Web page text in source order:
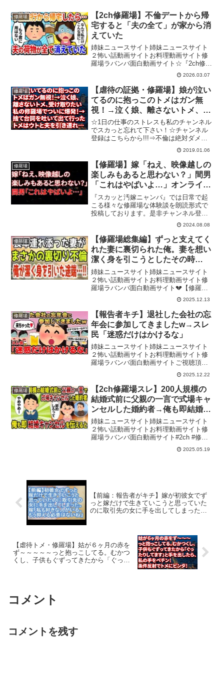
修羅場
【2ch修羅場】不倫デートから帰
宅すると「夫の全て」が家から消
えていた
姉妹ニュースサイト姉妹ニュースサイト
２怖い話動画サイトお料理動画サイト修
羅場ラバンバ面白動画サイト☆『2ch修羅
場スタジアム』へようこそ！☆「こんな
ことあるの!?」日常生活にひそむ修羅場
な話をお届けしています。ビックリして
スカッとして、あな...
2026.03.07
修羅場
【虐待の証拠・修羅場】娘が泣い
てるのに抱っこのトメはガン無
視！→泣く娘、離さないトメ、受
け取りたい私の修羅場でついに爆
発！→捨て台詞を吐いて出て行っ
たトメはウトと夫を引き連れて…
☆1日の仕事のストレスも私のチャンネル
でスカっと忘れて下さい！☆チャンネル
登録はこちらから!!!⇒不倫は絶対ダメで
すよ～～！不倫やDQN行為、キチ行為な
どで悲劇の再発を防ぐためにも動画の評
価で拡散の協力お願い致します。またの
ご視聴お待ちして...
2019.01.06
修羅場
【修羅場】嫁「ねえ、映像越しの
楽しみもあると思わない？」間男
「これはやばいよ…」オンライン
の浮気をした嫁を許せませんでし
た…俺「あーもうどうでもいい
や。全員不幸になっちまえ…」
『スカッと汚嫁ニャンバ』では日常で起
こる様々な修羅場な体験談を朗読形式で
投稿しております。是非チャンネル登録
をお願いいたします！#修羅場 #スカッと
#朗読◆再生リスト◆関連動画【修羅場な
話】目を覚ますと精神病院の隔離病棟だ
った。俺「姉貴…...
2024.08.08
修羅場
【修羅場総集編】ずっと支えてく
れた妻に裏切られた俺。妻を想い
潔く身を引こうとしたその時…
姉妹ニュースサイト姉妹ニュースサイト
２怖い話動画サイトお料理動画サイト修
羅場ラバンバ面白動画サイト💔【修羅場
総集編】長年寄り添ってきた最愛の妻
に、まさかの裏切り…。全てを失いかけ
た俺が下した“最後の決断”とは——。そし
て、運命が思わぬ方向へ...
2025.12.13
修羅場
【報告者キチ】退社した会社の忘
年会に参加してきましたw→スレ
民「迷惑だけはかけるな」
姉妹ニュースサイト姉妹ニュースサイト
２怖い話動画サイトお料理動画サイト修
羅場ラバンバ面白動画サイトご視聴頂き
ありがとうございます。■サブチャンネル
■■当チャンネルについて■台本と編集は
全てオリジナルとなり繰り返しのコンテ
ンツではありません。...
2025.12.22
修羅場
【2ch修羅場スレ】200人規模の
結婚式前に父親の一言で式場キャ
ンセルした婚約者→俺も即結婚キ
ャンセルを伝えると
姉妹ニュースサイト姉妹ニュースサイト
２怖い話動画サイトお料理動画サイト修
羅場ラバンバ面白動画サイト#2ch #修羅
場 #スカッと▼チャンネル登録はこちら
◆当チャンネルについてこのチャンネル
2025.05.19
【前編：報告者がキチ】嫁が初彼女でず
っと嫁だけで生きていこうと思っていた
のに取引先の女に手を出してしまった。
【虐待トメ・修羅場】姑が６ヶ月の赤を
ず～～～～～っと抱っこしてる。むかつ
くし、子供もぐずってきたから「ぐった
コメント
コメントを残す